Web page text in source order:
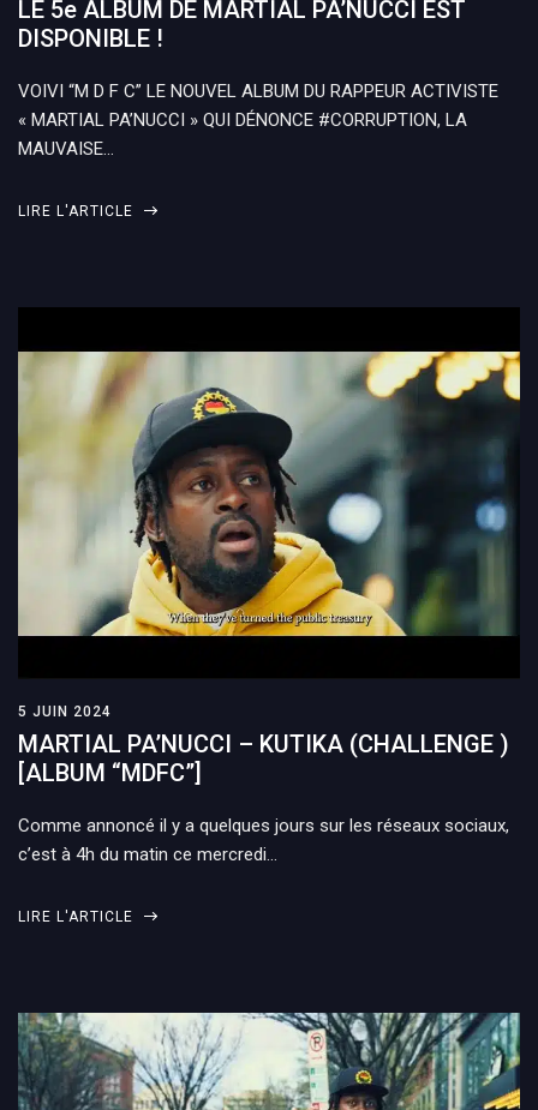
LE 5e ALBUM DE MARTIAL PA’NUCCI EST
DISPONIBLE !
VOIVI “M D F C” LE NOUVEL ALBUM DU RAPPEUR ACTIVISTE
« MARTIAL PA’NUCCI » QUI DÉNONCE #CORRUPTION, LA
MAUVAISE…
LIRE L'ARTICLE
5 JUIN 2024
MARTIAL PA’NUCCI – KUTIKA (CHALLENGE )
[ALBUM “MDFC”]
Comme annoncé il y a quelques jours sur les réseaux sociaux,
c’est à 4h du matin ce mercredi…
LIRE L'ARTICLE